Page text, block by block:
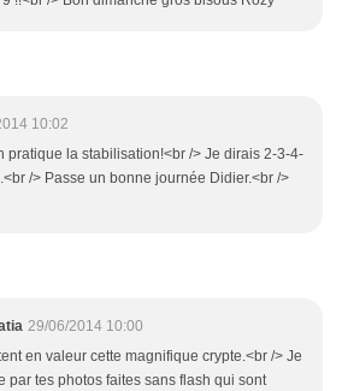
10:02
pratique la stabilisation!<br /> Je dirais 2-3-4-
/> Passe un bonne journée Didier.<br />
29/06/2014 10:00
en valeur cette magnifique crypte.<br /> Je
par tes photos faites sans flash qui sont